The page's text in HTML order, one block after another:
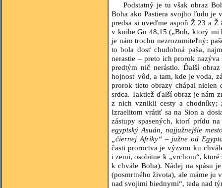
Podstatný je tu však obraz
Boha ako Pastiera svojho ľudu je
predsa si uveďme aspoň Ž 23 a
v knihe Gn 48,15 („Boh, ktorý mi
je nám trochu nezrozumiteľný:
to bola dosť chudobná paša,
nerastie – preto ich prorok
predtým nič nerástlo. Ďalší
hojnosť vôd, a tam, kde je voda,
prorok tieto obrazy chápal nielen
srdca. Taktiež ďalší obraz je nám
z nich vznikli cesty a chodníky;
Izraelitom vrátiť sa na Sion a
zástupy spasených, ktorí prídu
egyptský Asuán, najjužnejšie
„čiernej Afriky“ – južne od
časti proroctva je výzvou ku
i zemi, osobitne k „vrchom“,
k chvále Boha). Nádej na spásu
(posmrtného života), ale máme ju
nad svojimi biednymi“, teda nad